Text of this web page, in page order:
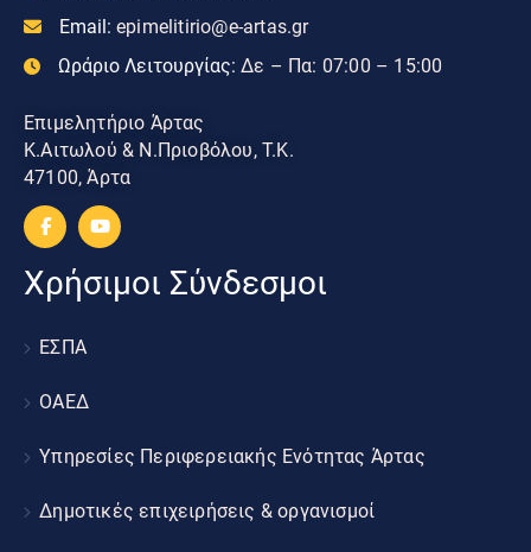
Email: epimelitirio@e-artas.gr
Ωράριο Λειτουργίας: Δε – Πα: 07:00 – 15:00
Επιμελητήριο Άρτας
Κ.Αιτωλού & Ν.Πριοβόλου, Τ.Κ.
47100, Άρτα
Χρήσιμοι Σύνδεσμοι
ΕΣΠΑ
ΟΑΕΔ
Υπηρεσίες Περιφερειακής Ενότητας Άρτας
Δημοτικές επιχειρήσεις & οργανισμοί